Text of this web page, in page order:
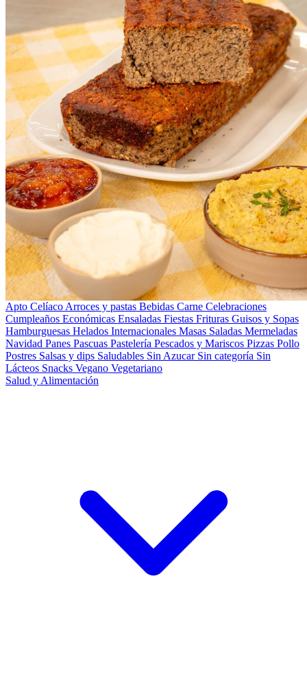
Apto Celíaco Arroces y pastas Bebidas Carne Celebraciones
Cumpleaños Económicas Ensaladas Fiestas Frituras Guisos y Sopas
Hamburguesas Helados Internacionales Masas Saladas Mermeladas
Navidad Panes Pascuas Pastelería Pescados y Mariscos Pizzas Pollo
Postres Salsas y dips Saludables Sin Azucar Sin categoría Sin
Lácteos Snacks Vegano Vegetariano
Salud y Alimentación